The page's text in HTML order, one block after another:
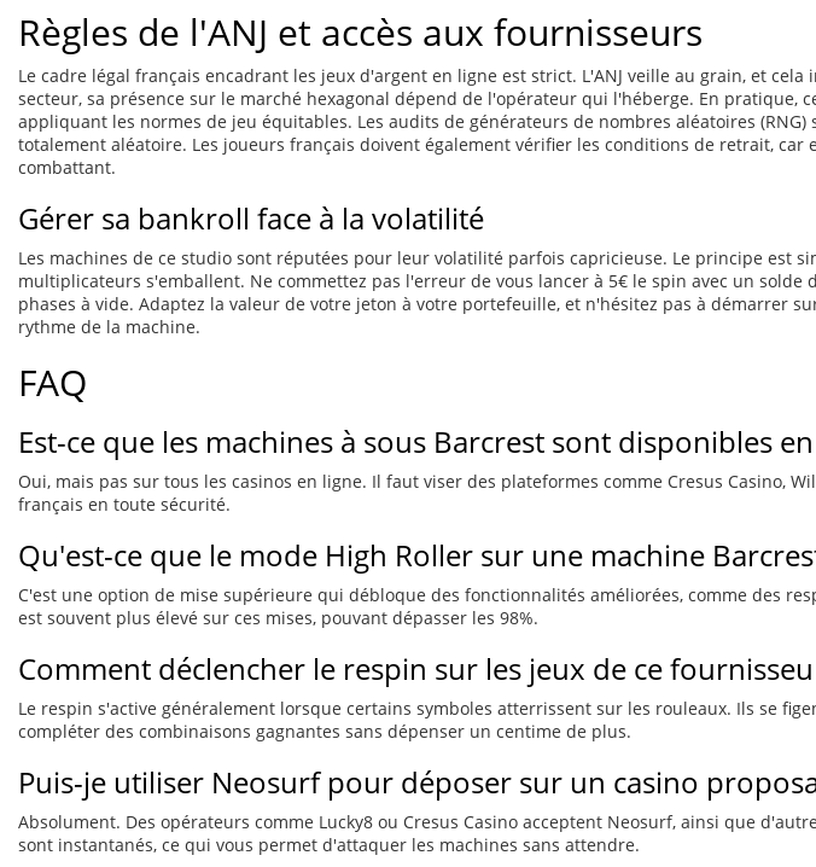
Règles de l'ANJ et accès aux fournisseurs
Le cadre légal français encadrant les jeux d'argent en ligne est strict. L'ANJ veille au grain, et
secteur, sa présence sur le marché hexagonal dépend de l'opérateur qui l'héberge. En
appliquant les normes de jeu équitables. Les audits de générateurs de nombres aléatoires
totalement aléatoire. Les joueurs français doivent également vérifier les conditions de retrait,
combattant.
Gérer sa bankroll face à la volatilité
Les machines de ce studio sont réputées pour leur volatilité parfois capricieuse. Le principe est
multiplicateurs s'emballent. Ne commettez pas l'erreur de vous lancer à 5€ le spin avec un
phases à vide. Adaptez la valeur de votre jeton à votre portefeuille, et n'hésitez pas à démarrer
rythme de la machine.
FAQ
Est-ce que les machines à sous Barcrest sont disponibles
Oui, mais pas sur tous les casinos en ligne. Il faut viser des plateformes comme Cresus Casino,
français en toute sécurité.
Qu'est-ce que le mode High Roller sur une machine
C'est une option de mise supérieure qui débloque des fonctionnalités améliorées, comme des
est souvent plus élevé sur ces mises, pouvant dépasser les 98%.
Comment déclencher le respin sur les jeux de ce
Le respin s'active généralement lorsque certains symboles atterrissent sur les rouleaux. Ils se
compléter des combinaisons gagnantes sans dépenser un centime de plus.
Puis-je utiliser Neosurf pour déposer sur un casino
Absolument. Des opérateurs comme Lucky8 ou Cresus Casino acceptent Neosurf, ainsi que
sont instantanés, ce qui vous permet d'attaquer les machines sans attendre.